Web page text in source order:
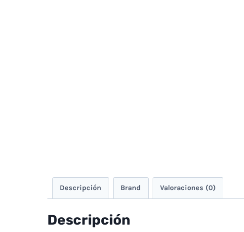
Descripción Brand Valoraciones (0)
Descripción